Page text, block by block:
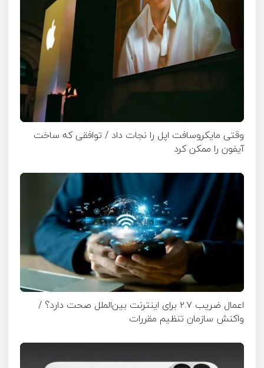
وقتی مایکروسافت اپل را نجات داد / توافقی که ساخت
آیفون را ممکن کرد
اعمال ضریب ۲.۷ برای اینترنت بین‌الملل صحت دارد؟ /
واکنش سازمان تنظیم مقررات